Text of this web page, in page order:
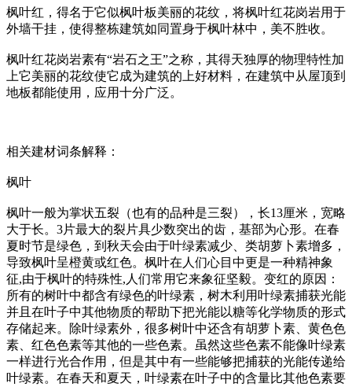
枫叶红，得名于它似枫叶板美丽的花纹，将枫叶红花岗岩用于
外墙干挂，使得整栋建筑如同置身于枫叶林中，美不胜收。
枫叶红花岗岩素有“岩石之王”之称，其得天独厚的物理特性加
上它美丽的花纹使它成为建筑的上好材料，在建筑中从屋顶到
地板都能使用，应用十分广泛。
相关建材词条解释：
枫叶
枫叶一般为掌状五裂（也有的品种是三裂），长13厘米，宽略
大于长。3片最大的裂片具少数突出的齿，基部为心形。在春
夏时节是绿色，到秋天会由于叶绿素减少、类胡萝卜素增多，
导致枫叶呈橙黄或红色。枫叶在人们心目中更是一种精神象
征,由于枫叶的特殊性,人们常用它来象征坚毅。变红的原因：
所有的树叶中都含有绿色的叶绿素，树木利用叶绿素捕获光能
并且在叶子中其他物质的帮助下把光能以糖等化学物质的形式
存储起来。除叶绿素外，很多树叶中还含有胡萝卜素、黄色色
素、红色色素等其他的一些色素。虽然这些色素不能像叶绿素
一样进行光合作用，但是其中有一些能够把捕获的光能传递给
叶绿素。在春天和夏天，叶绿素在叶子中的含量比其他色素要